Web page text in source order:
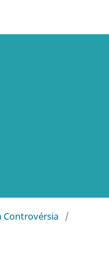
Controvérsia /